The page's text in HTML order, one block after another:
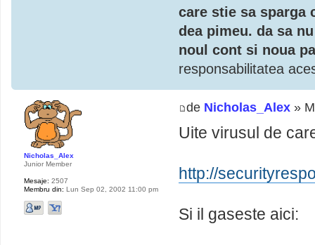
care stie sa sparga
dea pimeu. da sa
noul cont si noua
responsabilitatea
de Nicholas_Alex »
Uite virusul de
http://
Si il gaseste aici:
Nicholas_Alex
Junior Member
Mesaje: 2507
Membru din: Lun Sep 02, 2002 11:00 pm